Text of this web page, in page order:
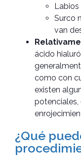
Labios
Surco
van
ácido
como con
existen
¿Qué